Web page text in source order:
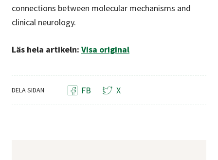
connections between molecular mechanisms and
clinical neurology.
Läs hela artikeln: Visa original
DELA SIDAN FB X